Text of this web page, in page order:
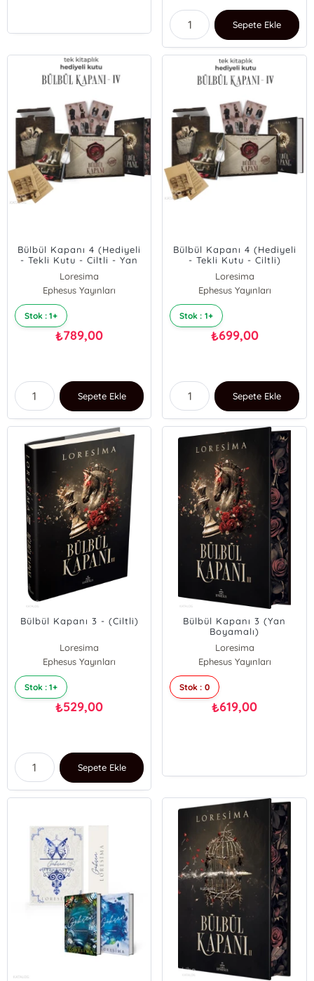
Sepete Ekle
Bülbül Kapanı 4 (Hediyeli
- Tekli Kutu - Ciltli - Yan
Loresima
Ephesus Yayınları
Stok : 1+
₺789,00
Sepete Ekle
Bülbül Kapanı 4 (Hediyeli
- Tekli Kutu - Ciltli)
Loresima
Ephesus Yayınları
Stok : 1+
₺699,00
Sepete Ekle
Bülbül Kapanı 3 - (Ciltli)
Loresima
Ephesus Yayınları
Stok : 1+
₺529,00
Sepete Ekle
Bülbül Kapanı 3 (Yan
Boyamalı)
Loresima
Ephesus Yayınları
Stok : 0
₺619,00